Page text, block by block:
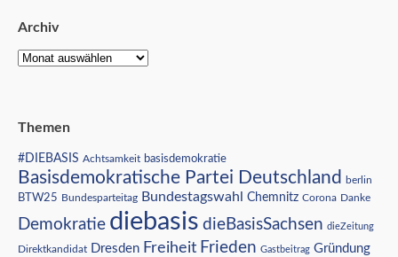
Archiv
Themen
#DIEBASIS Achtsamkeit basisdemokratie
Basisdemokratische Partei Deutschland berlin
BTW25 Bundesparteitag Bundestagswahl Chemnitz Corona Danke
Demokratie diebasis dieBasisSachsen dieZeitung
Direktkandidat Dresden Freiheit Frieden Gastbeitrag Gründung